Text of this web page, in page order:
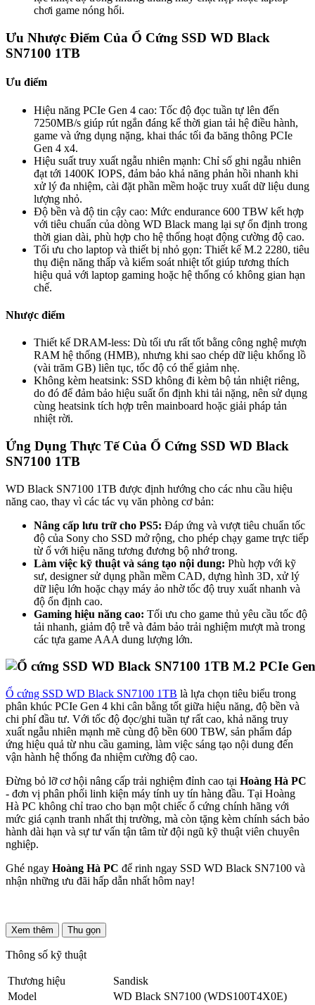
chơi game nóng hổi.
Ưu Nhược Điểm Của Ổ Cứng SSD WD Black
SN7100 1TB
Ưu điểm
Hiệu năng PCIe Gen 4 cao: Tốc độ đọc tuần tự lên đến
7250MB/s giúp rút ngắn đáng kể thời gian tải hệ điều hành,
game và ứng dụng nặng, khai thác tối đa băng thông PCIe
Gen 4 x4.
Hiệu suất truy xuất ngẫu nhiên mạnh: Chỉ số ghi ngẫu nhiên
đạt tới 1400K IOPS, đảm bảo khả năng phản hồi nhanh khi
xử lý đa nhiệm, cài đặt phần mềm hoặc truy xuất dữ liệu dung
lượng nhỏ.
Độ bền và độ tin cậy cao: Mức endurance 600 TBW kết hợp
với tiêu chuẩn của dòng WD Black mang lại sự ổn định trong
thời gian dài, phù hợp cho hệ thống hoạt động cường độ cao.
Tối ưu cho laptop và thiết bị nhỏ gọn: Thiết kế M.2 2280, tiêu
thụ điện năng thấp và kiểm soát nhiệt tốt giúp tương thích
hiệu quả với laptop gaming hoặc hệ thống có không gian hạn
chế.
Nhược điểm
Thiết kế DRAM-less: Dù tối ưu rất tốt bằng công nghệ mượn
RAM hệ thống (HMB), nhưng khi sao chép dữ liệu khổng lồ
(vài trăm GB) liên tục, tốc độ có thể giảm nhẹ.
Không kèm heatsink: SSD không đi kèm bộ tản nhiệt riêng,
do đó để đảm bảo hiệu suất ổn định khi tải nặng, nên sử dụng
cùng heatsink tích hợp trên mainboard hoặc giải pháp tản
nhiệt rời.
Ứng Dụng Thực Tế Của Ổ Cứng SSD WD Black
SN7100 1TB
WD Black SN7100 1TB được định hướng cho các nhu cầu hiệu
năng cao, thay vì các tác vụ văn phòng cơ bản:
Nâng cấp lưu trữ cho PS5: Đáp ứng và vượt tiêu chuẩn tốc
độ của Sony cho SSD mở rộng, cho phép chạy game trực tiếp
từ ổ với hiệu năng tương đương bộ nhớ trong.
Làm việc kỹ thuật và sáng tạo nội dung: Phù hợp với kỹ
sư, designer sử dụng phần mềm CAD, dựng hình 3D, xử lý
dữ liệu lớn hoặc chạy máy ảo nhờ tốc độ truy xuất nhanh và
độ ổn định cao.
Gaming hiệu năng cao: Tối ưu cho game thủ yêu cầu tốc độ
tải nhanh, giảm độ trễ và đảm bảo trải nghiệm mượt mà trong
các tựa game AAA dung lượng lớn.
Ổ cứng SSD WD Black SN7100 1TB là lựa chọn tiêu biểu trong
phân khúc PCIe Gen 4 khi cân bằng tốt giữa hiệu năng, độ bền và
chi phí đầu tư. Với tốc độ đọc/ghi tuần tự rất cao, khả năng truy
xuất ngẫu nhiên mạnh mẽ cùng độ bền 600 TBW, sản phẩm đáp
ứng hiệu quả từ nhu cầu gaming, làm việc sáng tạo nội dung đến
vận hành hệ thống đa nhiệm cường độ cao.
Đừng bỏ lỡ cơ hội nâng cấp trải nghiệm đỉnh cao tại Hoàng Hà PC
- đơn vị phân phối linh kiện máy tính uy tín hàng đầu. Tại Hoàng
Hà PC không chỉ trao cho bạn một chiếc ổ cứng chính hãng với
mức giá cạnh tranh nhất thị trường, mà còn tặng kèm chính sách bảo
hành dài hạn và sự tư vấn tận tâm từ đội ngũ kỹ thuật viên chuyên
nghiệp.
Ghé ngay Hoàng Hà PC để rinh ngay SSD WD Black SN7100 và
nhận những ưu đãi hấp dẫn nhất hôm nay!
Xem thêm Thu gọn
Thông số kỹ thuật
Thương hiệu
Sandisk
Model
WD Black SN7100 (WDS100T4X0E)